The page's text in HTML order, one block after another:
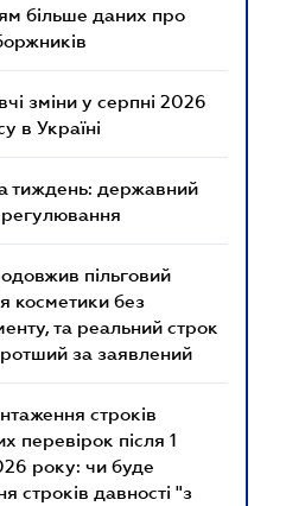
більше даних про
зміни у серпні 2026
в Україні
тиждень: державний
регулювання
пільговий
косметики без
та реальний строк
за заявлений
строків
перевірок після 1
року: чи буде
строків давності "з